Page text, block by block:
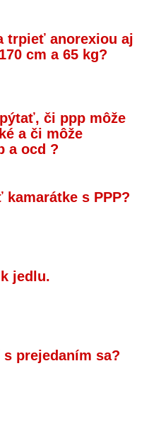
trpieť anorexiou aj
cm a 65 kg?
či ppp môže
a či môže
a ocd ?
kamarátke s PPP?
jedlu.
prejedaním sa?